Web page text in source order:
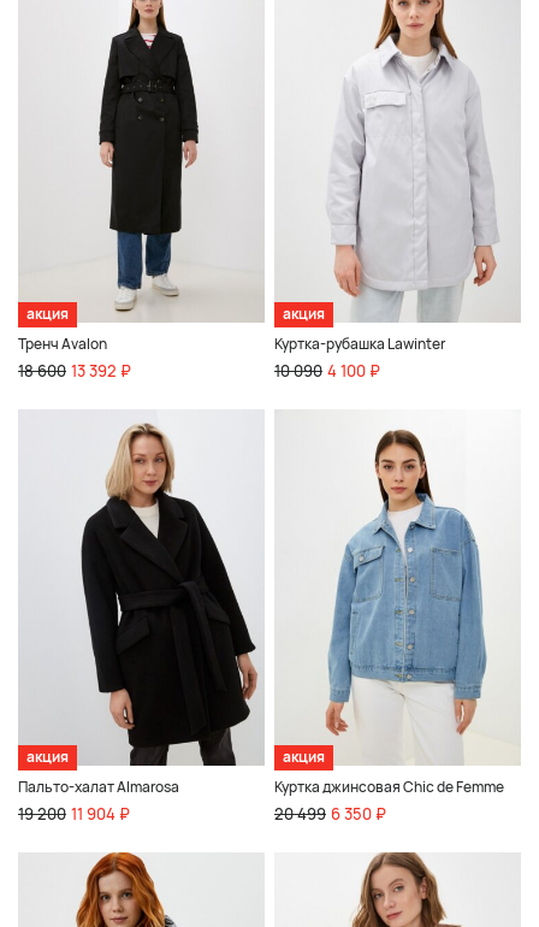
акция
Тренч Avalon
18 600 13 392 ₽
акция
Куртка-рубашка Lawinter
10 090 4 100 ₽
акция
Пальто-халат Almarosa
19 200 11 904 ₽
акция
Куртка джинсовая Chic de Femme
20 499 6 350 ₽